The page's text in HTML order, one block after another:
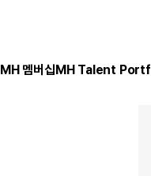
MH 멤버십MH Talent